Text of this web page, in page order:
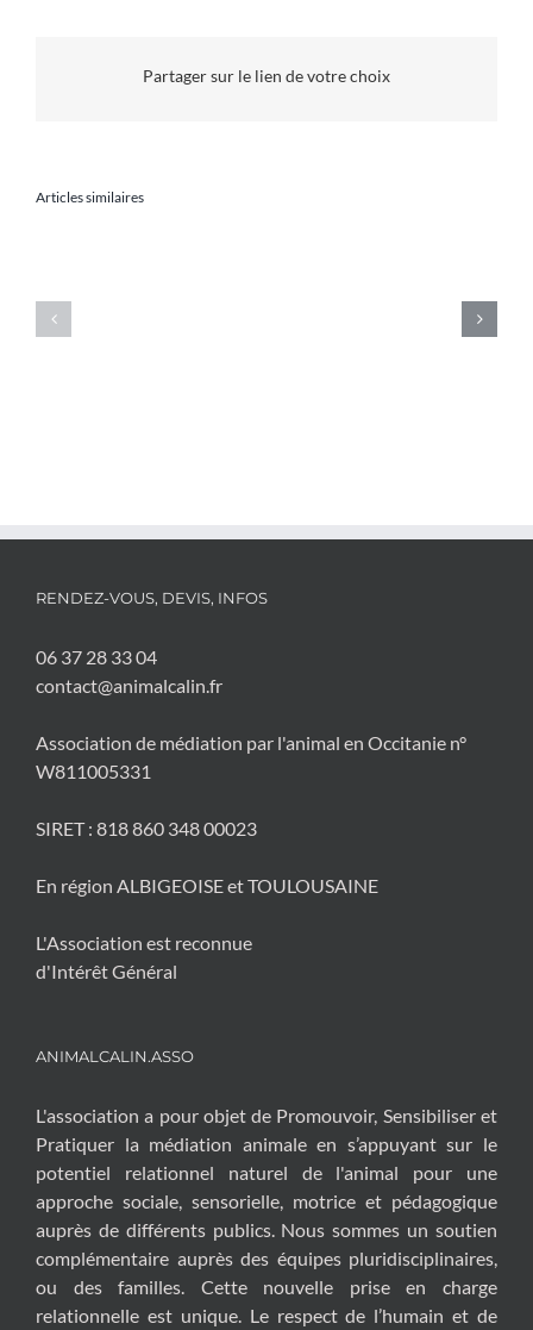
la
Partager sur le lien de votre choix
Articles similaires
Conférence
RENDEZ-VOUS, DEVIS, INFOS
06 37 28 33 04
contact@animalcalin.fr
Association de médiation par l'animal en Occitanie n°
W811005331
SIRET : 818 860 348 00023
En région ALBIGEOISE et TOULOUSAINE
L'Association est reconnue
d'Intérêt Général
ANIMALCALIN.ASSO
L'association a pour objet de Promouvoir, Sensibiliser et
Pratiquer la médiation animale en s’appuyant sur le
potentiel relationnel naturel de l'animal pour une
approche sociale, sensorielle, motrice et pédagogique
auprès de différents publics. Nous sommes un soutien
complémentaire auprès des équipes pluridisciplinaires,
ou des familles. Cette nouvelle prise en charge
relationnelle est unique. Le respect de l’humain et de